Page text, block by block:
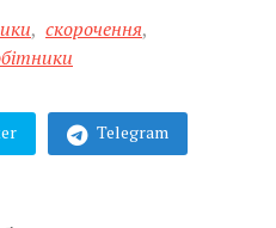
, скорочення,
Telegram